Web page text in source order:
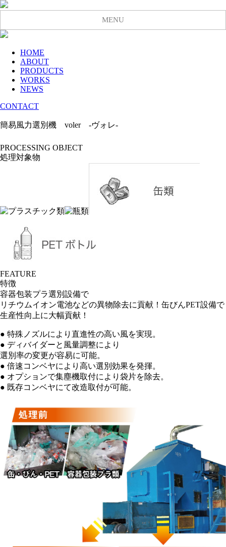
MENU
HOME
ABOUT
PRODUCTS
WORKS
NEWS
CONTACT
簡易風力選別機 voler -ヴォレ-
PROCESSING OBJECT
処理対象物
FEATURE
特徴
容器包装プラ選別設備で
リチウムイオン電池などの異物除去に貢献！缶びんPET設備で
生産性向上に大幅貢献！
● 特殊ノズルにより直進性の高い風を実現。
● ディバイダーと風量調整により
選別率の変更が容易に可能。
● 倍速コンベヤにより高い選別効果を発揮。
● オプションで集塵機取付により袋片を除去。
● 既存コンベヤにて改造取付が可能。